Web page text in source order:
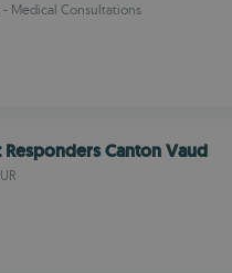
- Medical Consultations
Responders Canton Vaud